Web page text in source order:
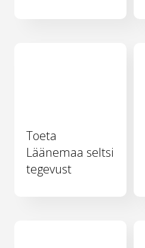
Toeta
Läänemaa seltsi
tegevust